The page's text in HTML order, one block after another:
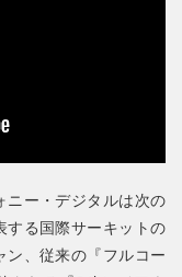
ニー・デジタルは次の
する国際サーキットの
、従来の『フルコー